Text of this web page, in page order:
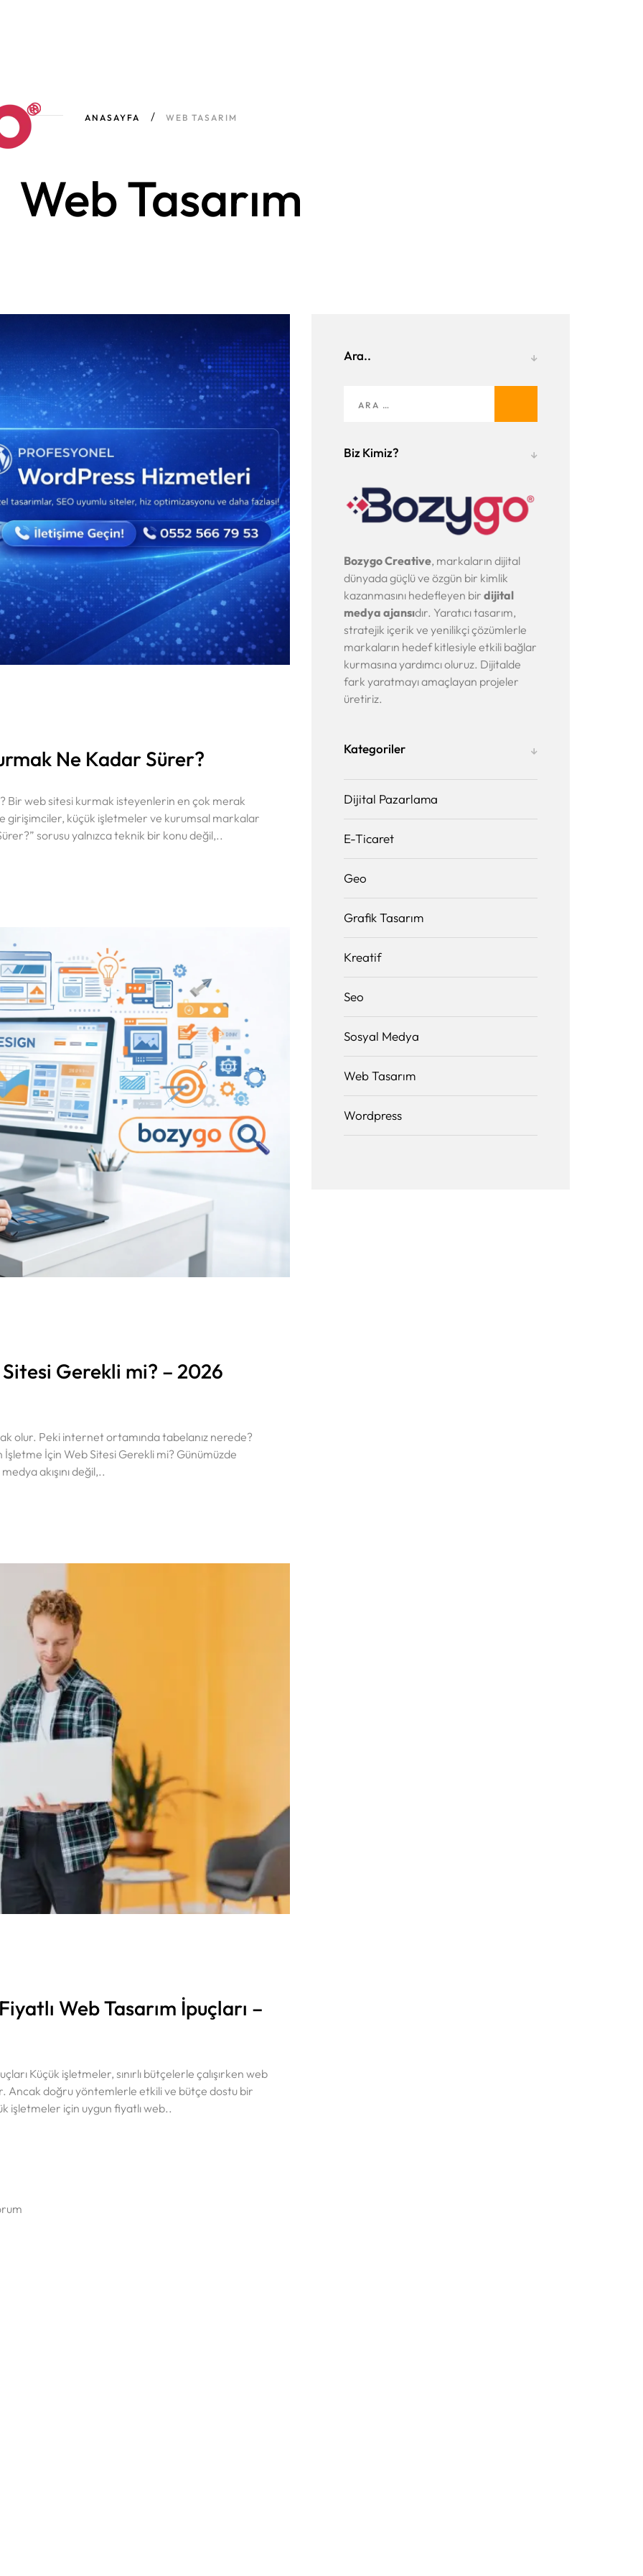
ANASAYFA WEB TASARIM
Web Tasarım
Ne Kadar Sürer?
Bir web sitesi kurmak isteyenlerin en çok merak
girişimciler, küçük işletmeler ve kurumsal markalar
sorusu yalnızca teknik bir konu değil,..
Gerekli mi? – 2026
olur. Peki internet ortamında tabelanız nerede?
İçin Web Sitesi Gerekli mi? Günümüzde
akışını değil,..
Web Tasarım İpuçları –
Küçük işletmeler, sınırlı bütçelerle çalışırken web
Ancak doğru yöntemlerle etkili ve bütçe dostu bir
işletmeler için uygun fiyatlı web..
Ara..
Biz Kimiz?
Bozygo Creative, markaların dijital
dünyada güçlü ve özgün bir kimlik
kazanmasını hedefleyen bir dijital
medya ajansıdır. Yaratıcı tasarım,
stratejik içerik ve yenilikçi çözümlerle
markaların hedef kitlesiyle etkili bağlar
kurmasına yardımcı oluruz. Dijitalde
fark yaratmayı amaçlayan projeler
üretiriz.
Kategoriler
Dijital Pazarlama
E-Ticaret
Geo
Grafik Tasarım
Kreatif
Seo
Sosyal Medya
Web Tasarım
Wordpress